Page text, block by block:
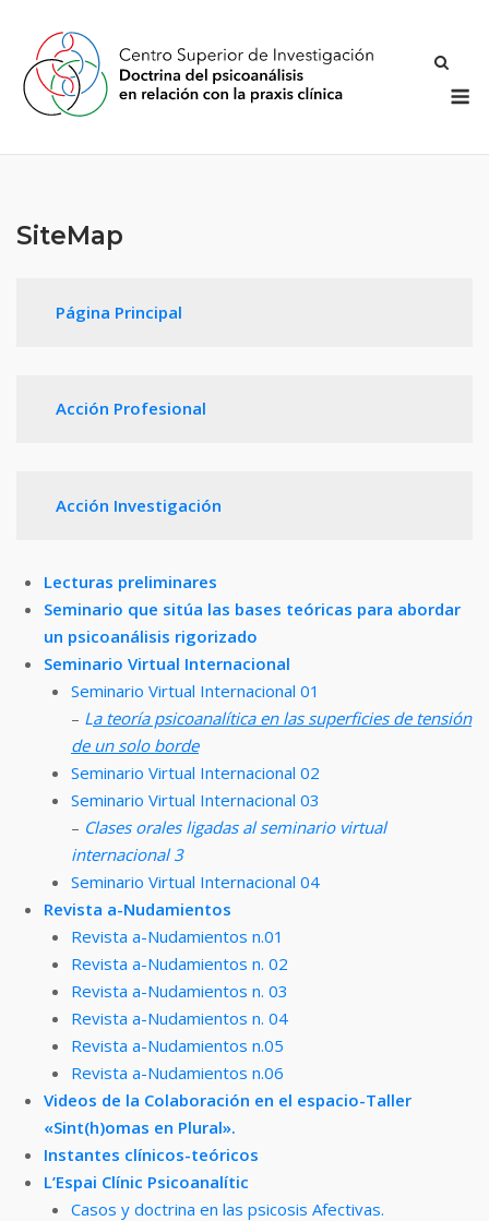
contenido
SiteMap
Página Principal
Acción Profesional
Acción Investigación
Lecturas preliminares
Seminario que sitúa las bases teóricas para abordar
un psicoanálisis rigorizado
Seminario Virtual Internacional
Seminario Virtual Internacional 01
– La teoría psicoanalítica en las superficies de tensión
de un solo borde
Seminario Virtual Internacional 02
Seminario Virtual Internacional 03
– Clases orales ligadas al seminario virtual
internacional 3
Seminario Virtual Internacional 04
Revista a-Nudamientos
Revista a-Nudamientos n.01
Revista a-Nudamientos n. 02
Revista a-Nudamientos n. 03
Revista a-Nudamientos n. 04
Revista a-Nudamientos n.05
Revista a-Nudamientos n.06
Videos de la Colaboración en el espacio-Taller
«Sint(h)omas en Plural».
Instantes clínicos-teóricos
L’Espai Clínic Psicoanalític
Casos y doctrina en las psicosis Afectivas.